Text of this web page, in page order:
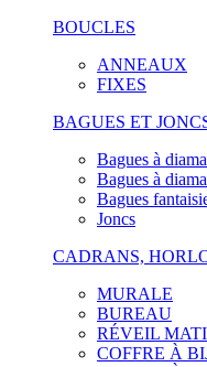
BOUCLES
ANNEAUX
FIXES
BAGUES ET
Bagues à
Bagues à
Bagues
Joncs
CADRANS,
MURALE
BUREAU
RÉVEIL
COFFRE À